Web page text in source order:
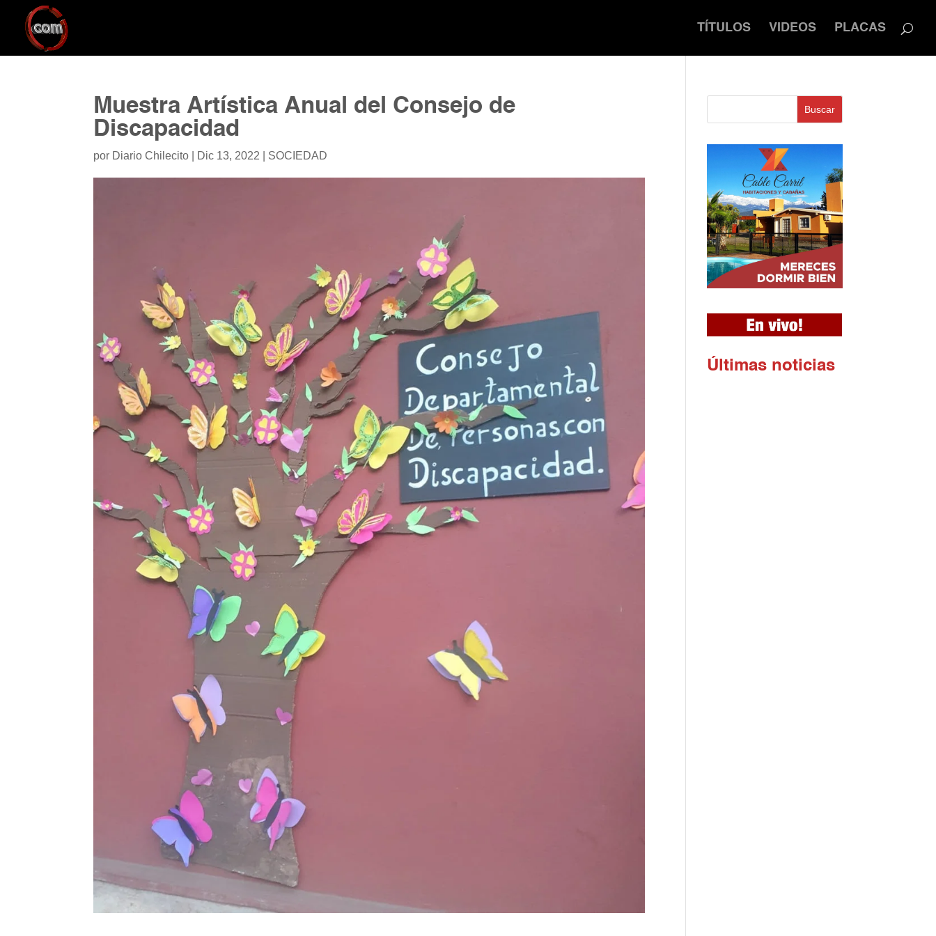
TÍTULOS VIDEOS PLACAS
Muestra Artística Anual del Consejo de
Discapacidad
por Diario Chilecito Dic 13, 2022 SOCIEDAD
Buscar
Últimas noticias